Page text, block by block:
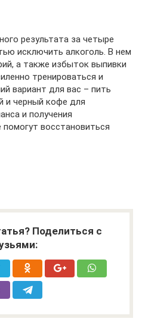
результата за четыре
исключить алкоголь. В нем
а также избыток выпивки
тренироваться и
вариант для вас – пить
и черный кофе для
и получения
восстановиться
Поделиться с